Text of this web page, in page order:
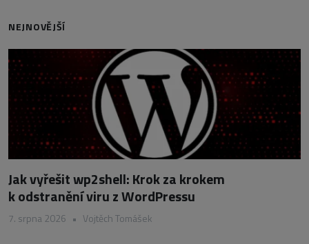
NEJNOVĚJŠÍ
Jak vyřešit wp2shell: Krok za krokem
k odstranění viru z WordPressu
7. srpna 2026 • Vojtěch Tomášek